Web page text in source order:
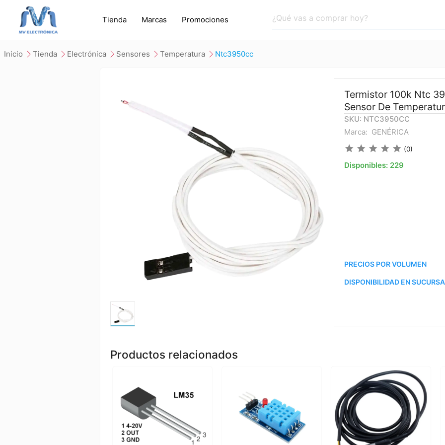
Tienda Marcas Promociones
inicio tienda electrónica sensores temperatura ntc3950cc
Termistor 100k Ntc
Sensor De
SKU: NTC3950CC
Marca: GENÉRICA
star star star star star (0)
Disponibles: 229
PRECIOS POR VOLUMEN
DISPONIBILIDAD EN
Productos relacionados